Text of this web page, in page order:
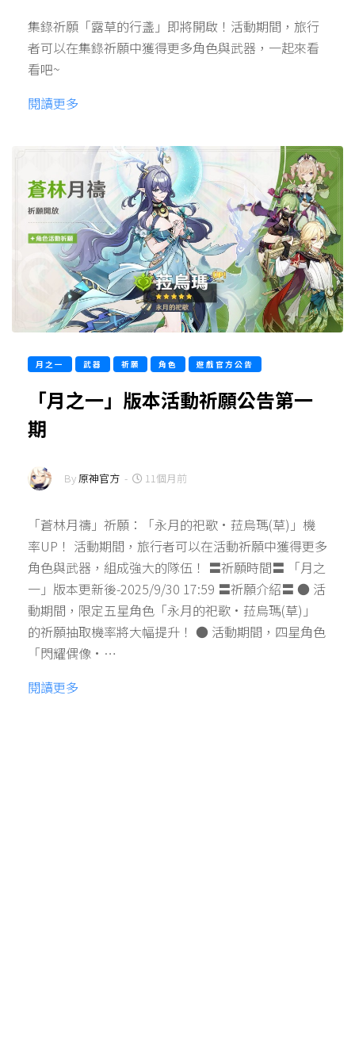
集錄祈願「露草的行盞」即將開啟！活動期間，旅行
者可以在集錄祈願中獲得更多角色與武器，一起來看
看吧~
閱讀更多
月之一 武器 祈願 角色 遊戲官方公告
「月之一」版本活動祈願公告第一
期
By原神官方 - 11個月前
「蒼林月禱」祈願：「永月的祀歌·菈烏瑪(草)」機
率UP！ 活動期間，旅行者可以在活動祈願中獲得更多
角色與武器，組成強大的隊伍！ 〓祈願時間〓 「月之
一」版本更新後-2025/9/30 17:59 〓祈願介紹〓 ● 活
動期間，限定五星角色「永月的祀歌·菈烏瑪(草)」
的祈願抽取機率將大幅提升！ ● 活動期間，四星角色
「閃耀偶像·…
閱讀更多